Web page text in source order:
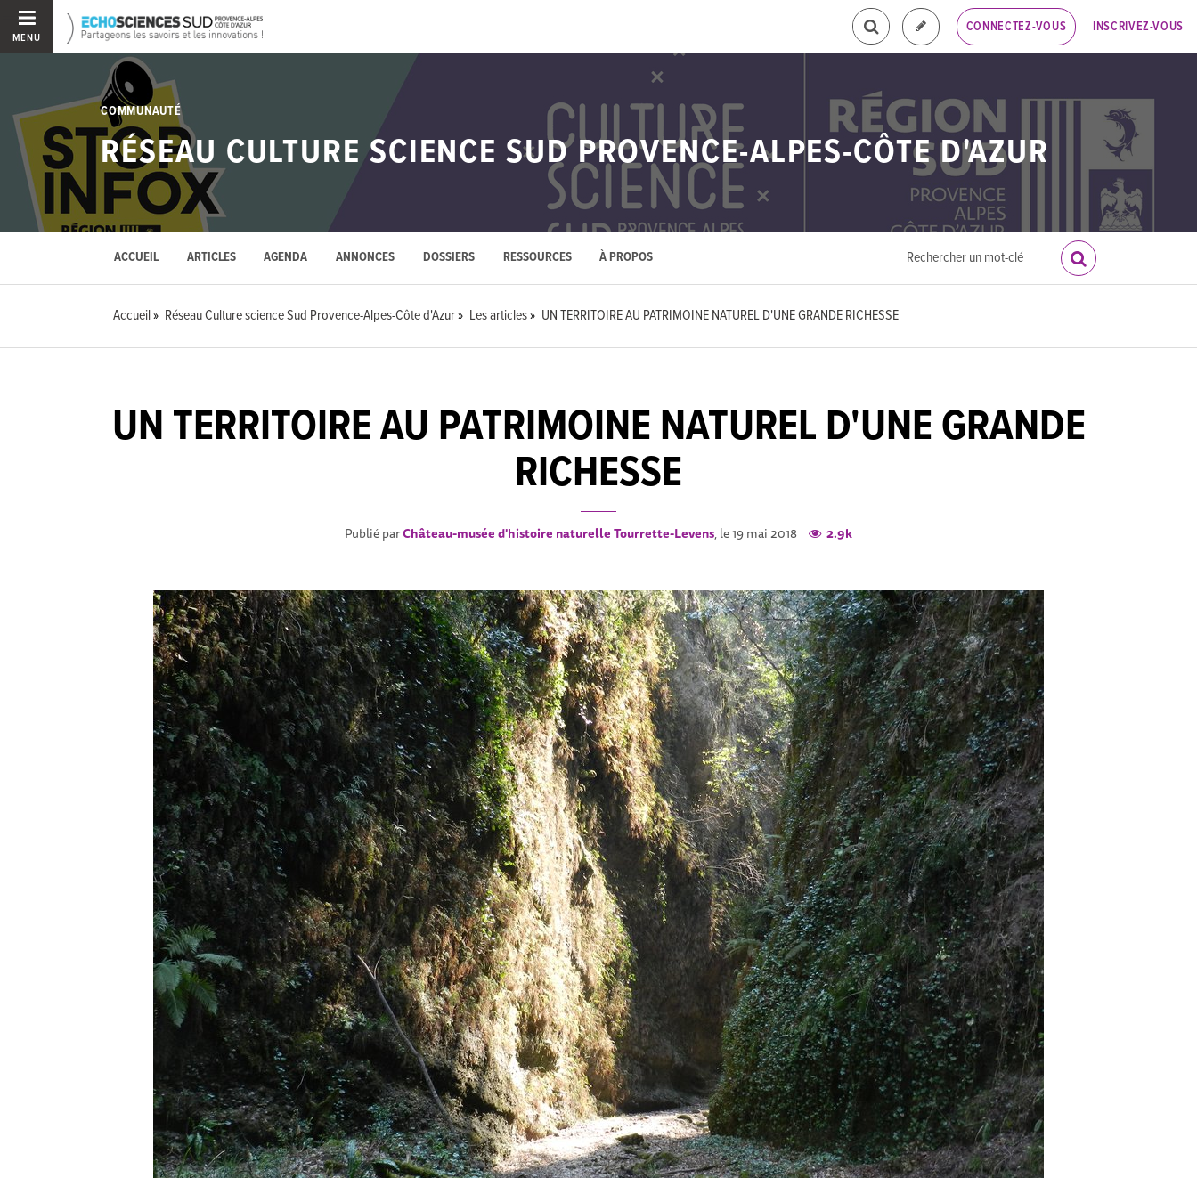
MENU
CONNECTEZ-VOUS INSCRIVEZ-VOUS
COMMUNAUTÉ
RÉSEAU CULTURE SCIENCE SUD PROVENCE-ALPES-CÔTE D'AZUR
ACCUEIL ARTICLES AGENDA ANNONCES DOSSIERS RESSOURCES À PROPOS
Accueil Réseau Culture science Sud Provence-Alpes-Côte d'Azur Les articles UN TERRITOIRE AU PATRIMOINE NATUREL D'UNE GRANDE RICHESSE
UN TERRITOIRE AU PATRIMOINE NATUREL D'UNE GRANDE
RICHESSE
Publié parChâteau-musée d'histoire naturelle Tourrette-Levens, le 19 mai 2018 2.9k